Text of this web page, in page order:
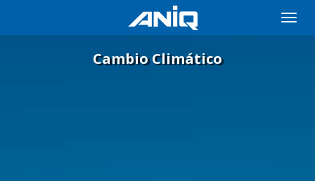
Toggle
Cambio Climático